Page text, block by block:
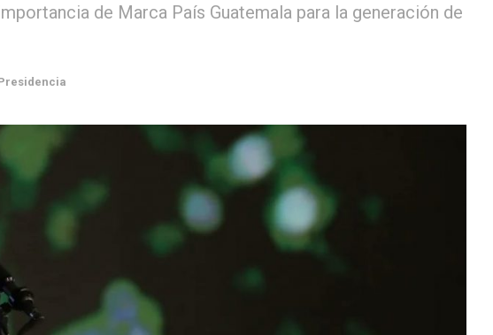
de Marca País Guatemala para la generación de